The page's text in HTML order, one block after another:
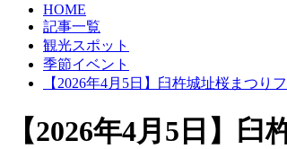
HOME
記事一覧
観光スポット
季節イベント
【2026年4月5日】臼杵城址桜まつ
【2026年4月5日】